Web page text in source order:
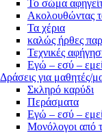
Το σώμα
Ακολουθώντας
Τα χέρια
καλώς ήρθες
Τεχνικές
Εγώ – εσύ –
Δράσεις για μαθητές/
Σκληρό καρύδι
Περάσματα
Εγώ – εσύ –
Μονόλογοι από